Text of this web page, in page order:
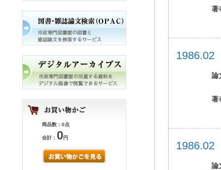
商品数：0点
合計： 0円
著
論
著
論